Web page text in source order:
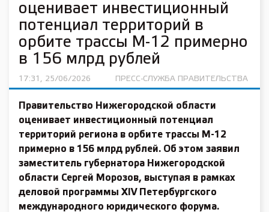
оценивает инвестиционный
потенциал территорий в
орбите трассы М-12 примерно
в 156 млрд рублей
17:31, 25/06/2026 ПРЕСС-СЛУЖБА ПРАВИТЕЛЬСТВА
Правительство Нижегородской области
оценивает инвестиционный потенциал
территорий региона в орбите трассы М-12
примерно в 156 млрд рублей. Об этом заявил
заместитель губернатора Нижегородской
области Сергей Морозов, выступая в рамках
деловой программы XIV Петербургского
международного юридического форума.